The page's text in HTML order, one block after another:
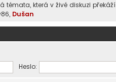
témata, která v živé diskuzi překáží
, Dušan
Heslo: